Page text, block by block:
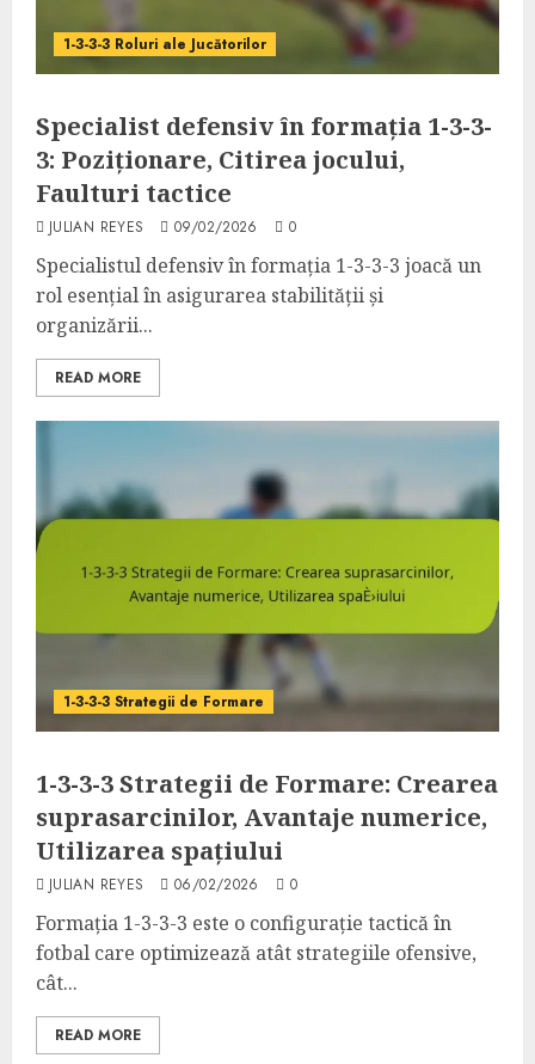
1-3-3-3 Roluri ale Jucătorilor
Specialist defensiv în formația 1-3-3-
3: Poziționare, Citirea jocului,
Faulturi tactice
JULIAN REYES 09/02/2026 0
Specialistul defensiv în formația 1-3-3-3 joacă un
rol esențial în asigurarea stabilității și
organizării...
READ MORE
1-3-3-3 Strategii de Formare
1-3-3-3 Strategii de Formare: Crearea
suprasarcinilor, Avantaje numerice,
Utilizarea spațiului
JULIAN REYES 06/02/2026 0
Formația 1-3-3-3 este o configurație tactică în
fotbal care optimizează atât strategiile ofensive,
cât...
READ MORE